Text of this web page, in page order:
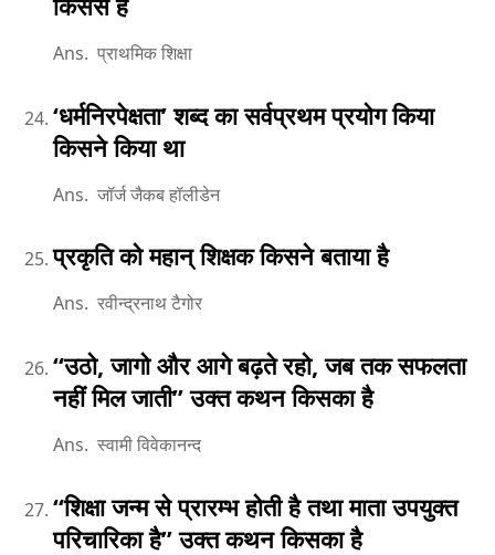
Ans. प्राथमिक शिक्षा
‘धर्मनिरपेक्षता’ शब्द का सर्वप्रथम प्रयोग किया
किसने किया था
Ans. जॉर्ज जैकब हॉलीडेन
प्रकृति को महान् शिक्षक किसने बताया है
Ans. रवीन्द्रनाथ टैगोर
‘‘उठो, जागो और आगे बढ़ते रहो, जब तक सफलता
नहीं मिल जाती’’ उक्त कथन किसका है
Ans. स्वामी विवेकानन्द
‘‘शिक्षा जन्म से प्रारम्भ होती है तथा माता उपयुक्त
परिचारिका है’’ उक्त कथन किसका है